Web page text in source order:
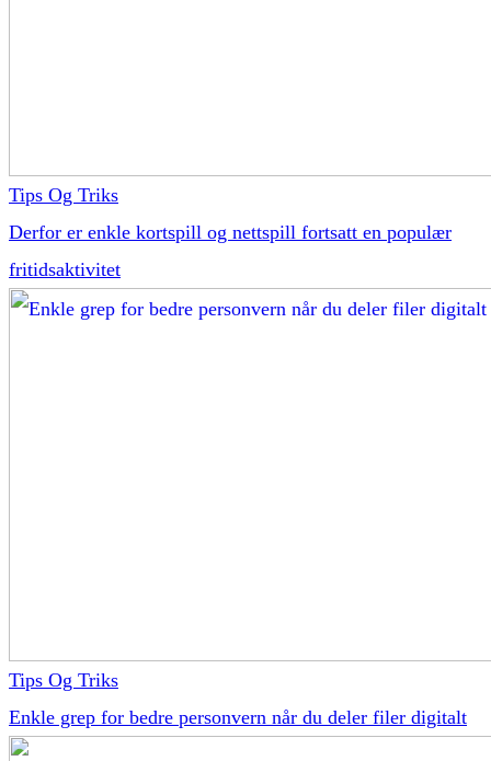
Tips Og Triks
Derfor er enkle kortspill og nettspill fortsatt en populær
fritidsaktivitet
Tips Og Triks
Enkle grep for bedre personvern når du deler filer digitalt